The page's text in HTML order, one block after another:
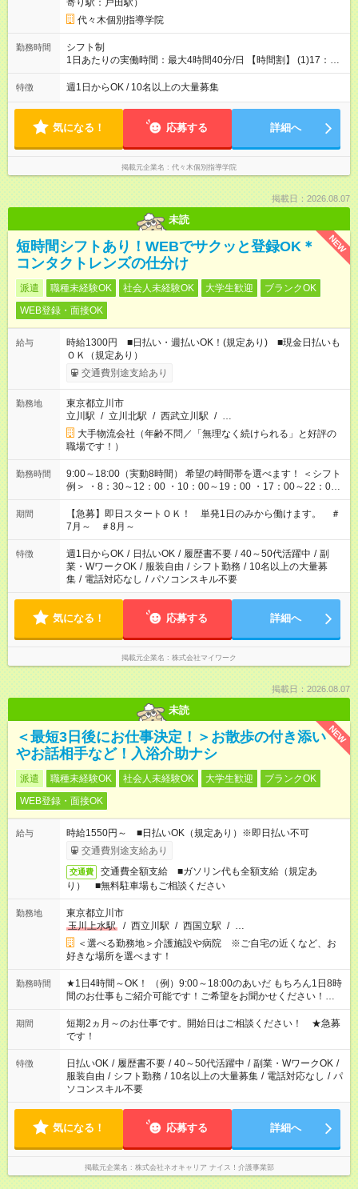
寄り駅：戸田駅）
代々木個別指導学院
勤務時間
シフト制
1日あたりの実働時間：最大4時間40分/日 【時間割】 (1)17：00
～18：20 (2)18：40～20：00 (3)20：10～21：30 ＊週1日・1
コマからの勤務もＯＫ！ ＊残業なし！22時には完全撤収です◎
トは予定に合わせて決めますのでご安心ください♪
特徴 週1日からOK / 10名以上の大量募集
気になる！ 応募する 詳細へ
掲載元企業名 代々木個別指導学院
掲載日：2026.08.07
未読
NEW
短時間シフトあり！WEBでサクッと登録OK＊
コンタクトレンズの仕分け
派遣 職種未経験OK 社会人未経験OK 大学生歓迎
ブランクOK
WEB登録・面接OK
給与
時給1300円 ■日払い・週払いOK！(規定あり) ■現金日払いも
ＯＫ（規定あり）
交通費別途支給あり
勤務地
東京都立川市
立川駅 / 立川北駅 / 西武立川駅 / …
大手物流会社（年齢不問／「無理なく続けられる」と好評の
職場です！）
勤務時間
9:00～18:00（実動8時間） 希望の時間帯を選べます！ ＜シフト
例＞ ・8：30～12：00 ・10：00～19：00 ・17：00～22：00
・13：00～22：00 ・22：00～翌6：00 など
期間
【急募】即日スタートＯＫ！ 単発1日のみから働けます。 ＃
7月～ ＃8月～
特徴 週1日からOK / 日払いOK / 履歴書不要 / 40～50代活躍中 / 副
業・WワークOK / 服装自由 / シフト勤務 / 10名以上の大量募
集 / 電話対応なし / パソコンスキル不要
気になる！ 応募する 詳細へ
掲載元企業名 株式会社マイワーク
掲載日：2026.08.07
未読
NEW
＜最短3日後にお仕事決定！＞お散歩の付き添い
やお話相手など！入浴介助ナシ
派遣 職種未経験OK 社会人未経験OK 大学生歓迎
ブランクOK
WEB登録・面接OK
給与
時給1550円～ ■日払いOK（規定あり）※即日払い不可
交通費別途支給あり
交通費
交通費全額支給 ■ガソリン代も全額支給（規定あ
り） ■無料駐車場もご相談ください
勤務地
東京都立川市
玉川上水駅
/ 西立川駅 / 西国立駅 / …
＜選べる勤務地＞介護施設や病院 ※ご自宅の近くなど、お
好きな場所を選べます！
勤務時間
★1日4時間～OK！ （例）9:00～18:00のあいだ もちろん1日8時
間のお仕事もご紹介可能です！ご希望をお聞かせください！★家
庭の都合でお休みが必要な場合も遠慮なくご相談ください。 ※
週最低15時間以上の勤務が必要です
期間
短期2ヵ月～のお仕事です。開始日はご相談ください！ ★急募
です！
特徴 日払いOK / 履歴書不要 / 40～50代活躍中 / 副業・WワークOK /
服装自由 / シフト勤務 / 10名以上の大量募集 / 電話対応なし / パ
ソコンスキル不要
気になる！ 応募する 詳細へ
掲載元企業名 株式会社ネオキャリア ナイス！介護事業部